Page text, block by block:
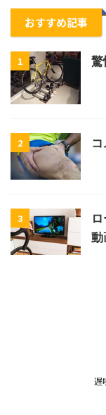
おすすめ記事
1 驚
2
3
動
遅